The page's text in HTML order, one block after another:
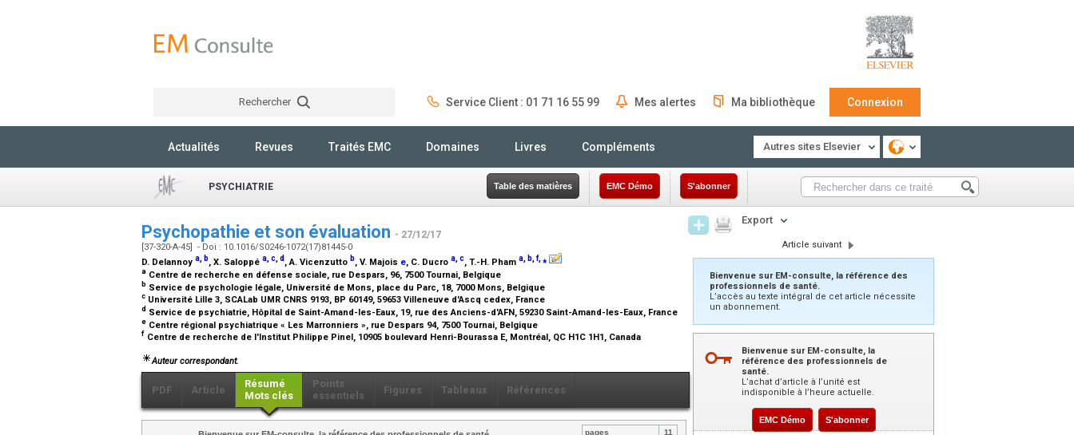
Rechercher Service Client : 01 71 16 55 99 Mes alertes Ma bibliothèque Connexion
Actualités Revues Traités EMC Domaines Livres Compléments Autres sites Elsevier
PSYCHIATRIE Table des matières EMC Démo S'abonner
Psychopathie et son évaluation - 27/12/17
[37-320-A-45] - Doi : 10.1016/S0246-1072(17)81445-0
D. Delannoy a, b, X. Saloppé a,c,d , A. Vicenzutto b, V. Majois e, C. Ducro a,c, T.-H. Pham a, b,f,⁎
a Centre de recherche en défense sociale, rue Despars, 96, 7500 Tournai, Belgique
b Service de psychologie légale, Université de Mons, place du Parc, 18, 7000 Mons, Belgique
c Université Lille 3, SCALab UMR CNRS 9193, BP 60149, 59653 Villeneuve d'Ascq cedex, France
d Service de psychiatrie, Hôpital de Saint-Amand-les-Eaux, 19, rue des Anciens-d'AFN, 59230 Saint-Amand-les-Eaux, France
e Centre régional psychiatrique « Les Marronniers », rue Despars 94, 7500 Tournai, Belgique
f Centre de recherche de l'Institut Philippe Pinel, 10905 boulevard Henri-Bourassa E, Montréal, QC H1C 1H1, Canada
Auteur correspondant.
PDF Article
Résumé
Mots clés
Points
essentiels
Figures Tableaux Références
pages
11
Export
Article suivant
Bienvenue sur EM-consulte, la référence des
professionnels de santé.
L’accès au texte intégral de cet article nécessite
un abonnement.
Bienvenue sur EM-consulte, la
référence des professionnels de
santé.
L’achat d’article à l’unité est
indisponible à l’heure actuelle.
EMC Démo S'abonner